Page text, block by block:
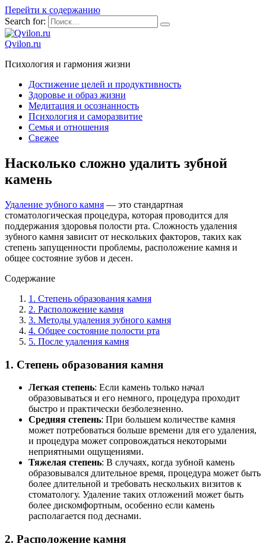
Перейти к содержанию
Search for:
Qvilon.ru
Психология и гармония жизни
Достижение целей и продуктивность
Здоровье и образ жизни
Медитация и осознанность
Психология и саморазвитие
Семья и отношения
Свежее
Насколько сложно удалить зубной
камень
Удаление зубного камня — это стандартная
стоматологическая процедура, которая проводится для
поддержания здоровья полости рта. Сложность удаления
зубного камня зависит от нескольких факторов, таких как
степень запущенности проблемы, расположение камня и
общее состояние зубов и десен.
Содержание
1. Степень образования камня
2. Расположение камня
3. Методы удаления зубного камня
4. Общее состояние полости рта
5. После удаления камня
1. Степень образования камня
Легкая степень: Если камень только начал
образовываться и его немного, процедура проходит
быстро и практически безболезненно.
Средняя степень: При большем количестве камня
может потребоваться больше времени для его удаления,
и процедура может сопровождаться некоторыми
неприятными ощущениями.
Тяжелая степень: В случаях, когда зубной камень
образовывался длительное время, процедура может быть
более длительной и требовать нескольких визитов к
стоматологу. Удаление таких отложений может быть
более дискомфортным, особенно если камень
располагается под деснами.
2. Расположение камня